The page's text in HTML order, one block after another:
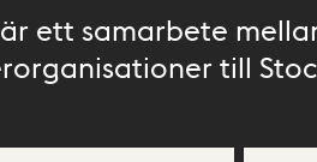
ett samarbete
till